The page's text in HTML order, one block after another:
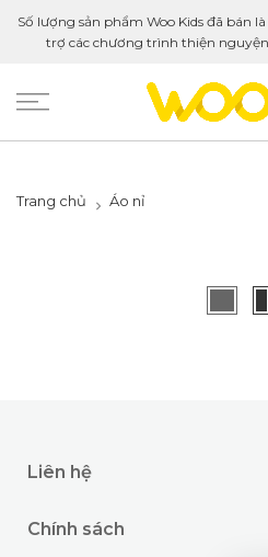
Số lượng sản phẩm Woo Kids đã bán là
trợ các chương trình thiện
Trang chủ Áo nỉ
Liên hệ
Chính sách